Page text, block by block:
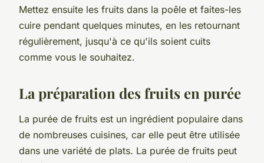
Mettez ensuite les fruits dans la poêle et faites-les
cuire pendant quelques minutes, en les retournant
régulièrement, jusqu'à ce qu'ils soient cuits
comme vous le souhaitez.
La préparation des fruits en purée
La purée de fruits est un ingrédient populaire dans
de nombreuses cuisines, car elle peut être utilisée
dans une variété de plats. La purée de fruits peut